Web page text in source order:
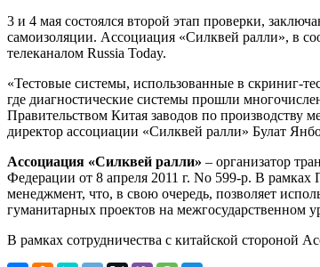
3 и 4 мая состоялся второй этап проверки,
самоизоляции. Ассоциация «Силквей ралли», в
телеканалом Russia Today.
«Тестовые системы, использованные в скриниг-
где диагностические системы прошли
Правительством Китая заводов по производству
директор ассоциации «Силквей ралли» Булат
Ассоциация «Силквей ралли» – организатор
Федерации от 8 апреля 2011 г. No 599-р. В рамках
менеджмент, что, в свою очередь, позволяет
гуманитарных проектов на межгосударственном
В рамках сотрудничества с китайской стороной